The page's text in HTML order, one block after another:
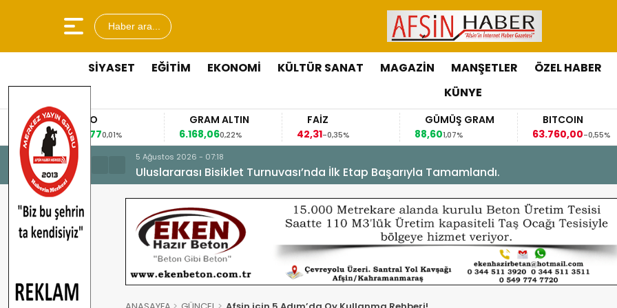
Haber ara...
SİYASET EĞİTİM EKONOMİ KÜLTÜR SANAT MAGAZİN MANŞETLER ÖZEL HABER
KÜNYE
EURO
53,8477
0,01%
GRAM ALTIN
6.168,06
0,22%
FAİZ
-0,35%
GÜMÜŞ GRAM
88,60
1,07%
BITCOIN
63.760,00-0,55%
5 Ağustos 2026 - 07:18
Uluslararası Bisiklet Turnuvası’nda İlk Etap Başarıyla Tamamlandı.